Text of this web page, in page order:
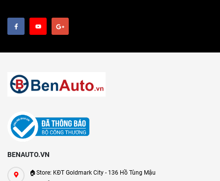
BENAUTO.VN
🏠Store: KĐT Goldmark City - 136 Hồ Tùng Mậu